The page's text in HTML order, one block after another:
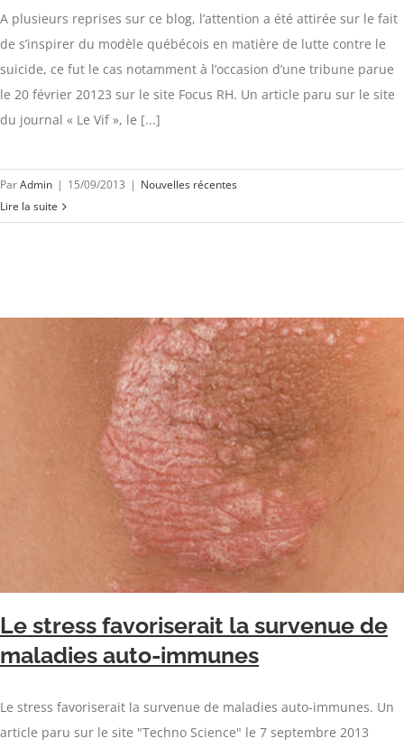
A plusieurs reprises sur ce blog, l’attention a été attirée sur le fait
de s’inspirer du modèle québécois en matière de lutte contre le
suicide, ce fut le cas notamment à l’occasion d’une tribune parue
le 20 février 20123 sur le site Focus RH. Un article paru sur le site
du journal « Le Vif », le [...]
ParAdmin | 15/09/2013 | Nouvelles récentes
Lire la suite
Le stress favoriserait la survenue de
maladies auto-immunes
Le stress favoriserait la survenue de maladies auto-immunes. Un
article paru sur le site "Techno Science" le 7 septembre 2013